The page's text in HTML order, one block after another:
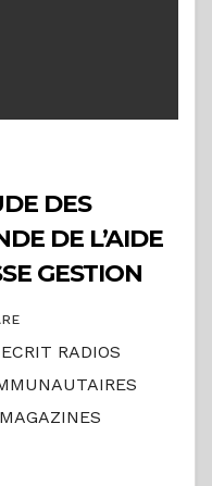
DES
DE L’AIDE
GESTION
RADIOS